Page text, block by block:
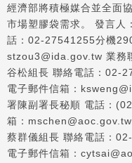
經濟部將積極媒合並全面
市場塑膠袋需求。 發言人
話：02-27541255分機
stzou3@ida.gov.tw 業務
谷松組長 聯絡電話：02-
電子郵件信箱：
署陳副署長秘順 電話：
箱：
蔡群儀組長 聯絡電話：
電子郵件信箱：